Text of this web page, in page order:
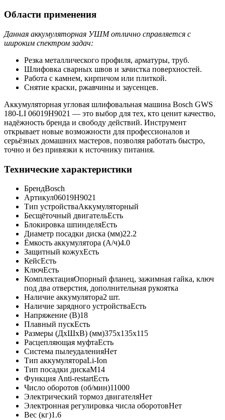
Области применения
Данная аккумуляторная УШМ отлично справляется с
широким спектром задач:
Резка металлического профиля, арматуры, труб.
Шлифовка сварных швов и зачистка поверхностей.
Работа с камнем, кирпичом или плиткой.
Снятие краски, ржавчины и заусенцев.
Аккумуляторная угловая шлифовальная машина Bosch GWS
180-LI 06019H9021 — это выбор для тех, кто ценит качество,
надёжность бренда и свободу действий. Инструмент
открывает новые возможности для профессионалов и
серьёзных домашних мастеров, позволяя работать быстро,
точно и без привязки к источнику питания.
Технические характеристики
БрендBosch
Артикул06019H9021
Тип устройстваАккумуляторный
Бесщёточный двигательЕсть
Блокировка шпинделяЕсть
Диаметр посадки диска (мм)22.2
Ёмкость аккумулятора (А/ч)4.0
Защитный кожухЕсть
КейсЕсть
КлючЕсть
КомплектацияОпорный фланец, зажимная гайка, ключ
под два отверстия, дополнительная рукоятка
Наличие аккумулятора2 шт.
Наличие зарядного устройстваЕсть
Напряжение (В)18
Плавный пускЕсть
Размеры (ДхШхВ) (мм)375x135x115
Расцепляющая муфтаЕсть
Система пылеудаленияНет
Тип аккумулятораLi-Ion
Тип посадки дискаМ14
Функция Anti-restartЕсть
Число оборотов (об/мин)11000
Электрический тормоз двигателяНет
Электронная регулировка числа оборотовНет
Вес (кг)1.6